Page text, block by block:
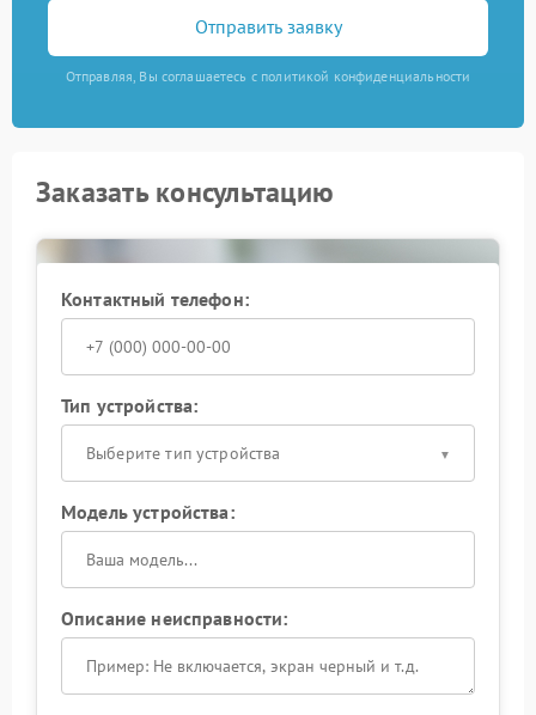
Отправить заявку
Отправляя, Вы соглашаетесь с политикой конфиденциальности
Заказать консультацию
Контактный телефон:
Тип устройства:
Выберите тип устройства
Модель устройства:
Описание неисправности: